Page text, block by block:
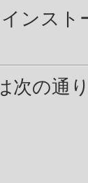
ンスト
次の通